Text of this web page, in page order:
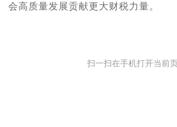
会高质量发展贡献更大财税力量。
扫一扫在手机打开当前页